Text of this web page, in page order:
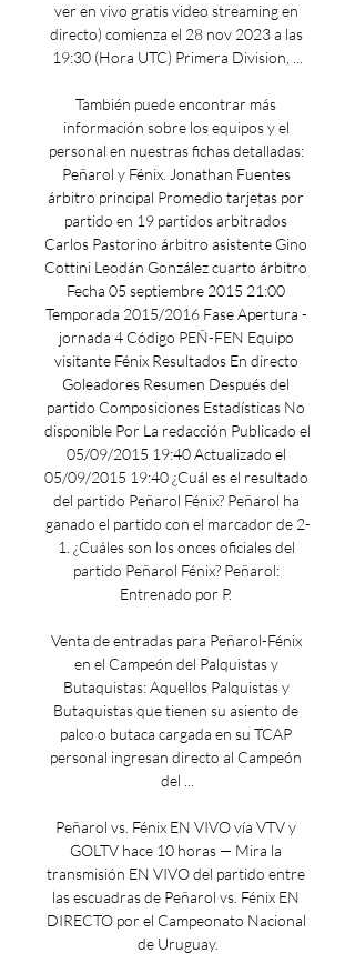
ver en vivo gratis video streaming en
directo) comienza el 28 nov 2023 a las
19:30 (Hora UTC) Primera Division, ...
También puede encontrar más
información sobre los equipos y el
personal en nuestras fichas detalladas:
Peñarol y Fénix. Jonathan Fuentes
árbitro principal Promedio tarjetas por
partido en 19 partidos arbitrados
Carlos Pastorino árbitro asistente Gino
Cottini Leodán González cuarto árbitro
Fecha 05 septiembre 2015 21:00
Temporada 2015/2016 Fase Apertura -
jornada 4 Código PEÑ-FEN Equipo
visitante Fénix Resultados En directo
Goleadores Resumen Después del
partido Composiciones Estadísticas No
disponible Por La redacción Publicado el
05/09/2015 19:40 Actualizado el
05/09/2015 19:40 ¿Cuál es el resultado
del partido Peñarol Fénix? Peñarol ha
ganado el partido con el marcador de 2-
1. ¿Cuáles son los onces oficiales del
partido Peñarol Fénix? Peñarol:
Entrenado por P.
Venta de entradas para Peñarol-Fénix
en el Campeón del Palquistas y
Butaquistas: Aquellos Palquistas y
Butaquistas que tienen su asiento de
palco o butaca cargada en su TCAP
personal ingresan directo al Campeón
del ...
Peñarol vs. Fénix EN VIVO vía VTV y
GOLTV hace 10 horas — Mira la
transmisión EN VIVO del partido entre
las escuadras de Peñarol vs. Fénix EN
DIRECTO por el Campeonato Nacional
de Uruguay.